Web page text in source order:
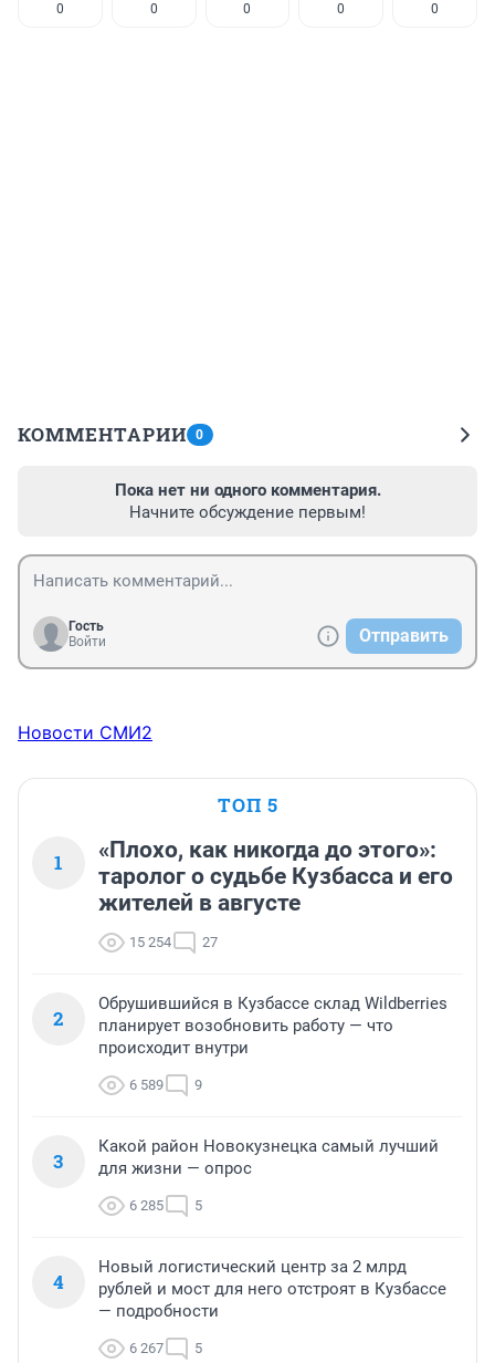
0 0 0 0 0
КОММЕНТАРИИ 0
Пока нет ни одного комментария.
Начните обсуждение первым!
Гость
Войти
Отправить
Новости СМИ2
ТОП 5
1
«Плохо, как никогда до этого»:
таролог о судьбе Кузбасса и его
жителей в августе
15 254 27
2
Обрушившийся в Кузбассе склад Wildberries
планирует возобновить работу — что
происходит внутри
6 589 9
3
Какой район Новокузнецка самый лучший
для жизни — опрос
6 285 5
4
Новый логистический центр за 2 млрд
рублей и мост для него отстроят в Кузбассе
— подробности
6 267 5